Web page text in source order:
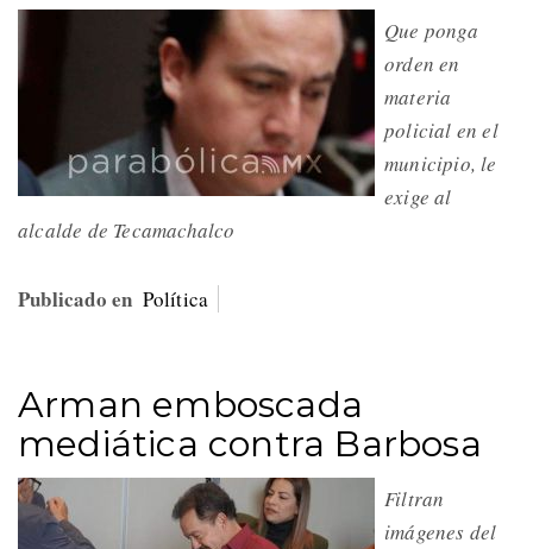
Que ponga
orden en
materia
policial en el
municipio, le
exige al
alcalde de Tecamachalco
Publicado en Política
Arman emboscada
mediática contra Barbosa
Filtran
imágenes del